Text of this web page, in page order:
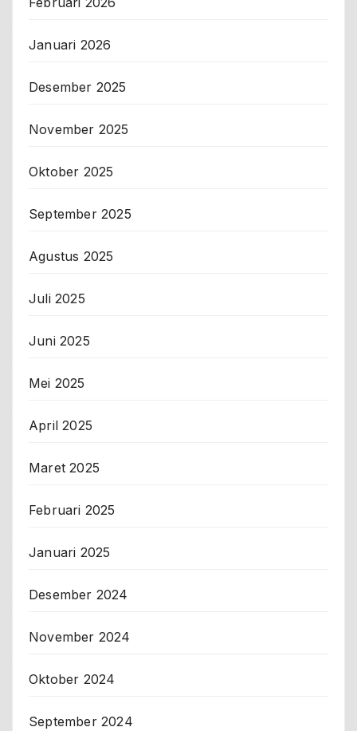
Januari 2026
Desember 2025
November 2025
Oktober 2025
September 2025
Agustus 2025
Juli 2025
Juni 2025
Mei 2025
April 2025
Maret 2025
Februari 2025
Januari 2025
Desember 2024
November 2024
Oktober 2024
September 2024